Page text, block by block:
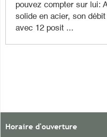
pouvez compter sur lui:
solide en acier, son
avec 12 posit ...
Horaire d'ouverture